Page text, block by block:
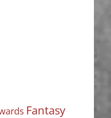
Fantasy